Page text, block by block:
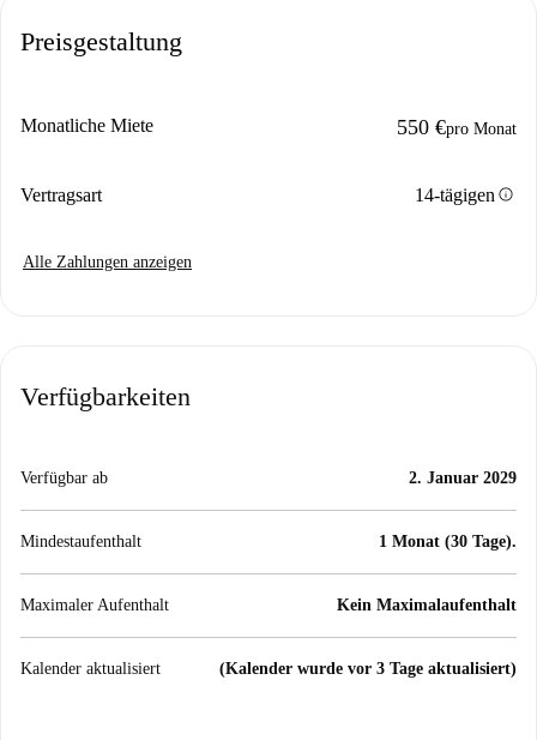
Preisgestaltung
Monatliche Miete 550 €pro Monat
Vertragsart 14-tägigeninfo
Alle Zahlungen anzeigen
Verfügbarkeiten
Verfügbar ab 2. Januar 2029
Mindestaufenthalt 1 Monat (30 Tage).
Maximaler Aufenthalt Kein Maximalaufenthalt
Kalender aktualisiert (Kalender wurde vor 3 Tage aktualisiert)